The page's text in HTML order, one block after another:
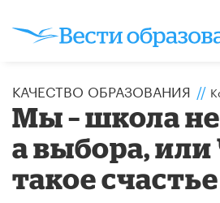
КАЧЕСТВО ОБРАЗОВАНИЯ //
Мы – школа
а выбора, или
такое